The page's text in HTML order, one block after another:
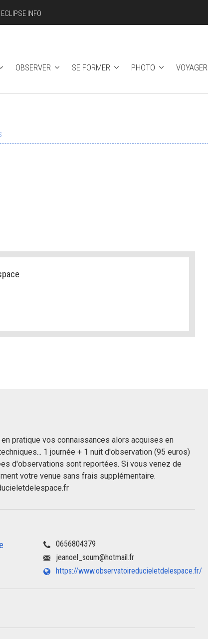
OBSERVER SE FORMER PHOTO VOYAGER
ECLIPSE INFO
pratique vos connaissances alors acquises en
1 journée + 1 nuit d'observation (95 euros)
d'observations sont reportées. Si vous venez de
votre venue sans frais supplémentaire.
0656804379
jeanoel_soum@hotmail.fr
https://www.observatoireducieletdelespace.fr/